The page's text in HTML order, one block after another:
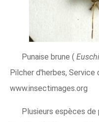
Punaise brune (
Pilcher d'herbes, Service
www.insectimages.org
Plusieurs espèces de